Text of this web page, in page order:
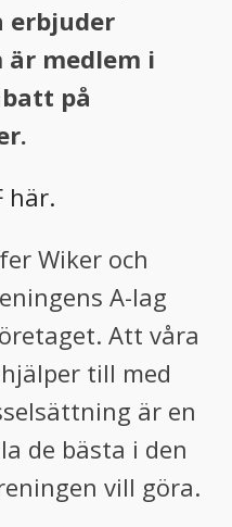
erbjuder
är medlem i
på
här.
Wiker och
A-lag
Att våra
till med
är en
de bästa i den
vill göra.